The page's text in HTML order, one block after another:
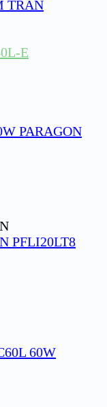
TRẦN
PARAGON
PFLI20LT8
60W